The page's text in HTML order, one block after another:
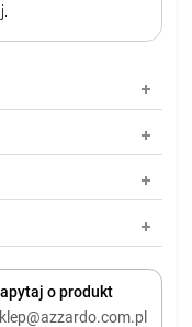
o produkt